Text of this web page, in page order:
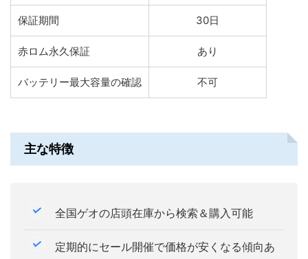
保証期間 30日
赤ロム永久保証 あり
バッテリー最大容量の確認 不可
主な特徴
全国ゲオの店頭在庫から検索＆購入可能
定期的にセール開催で価格が安くなる傾向あ